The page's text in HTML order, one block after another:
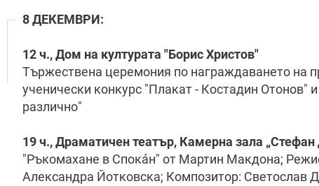
8 ДЕКЕМВРИ:
12 ч., Дом на културата "Борис Христов"
Тържествена церемония по награждаването на
ученически конкурс "Плакат - Костадин Отонов"
различно"
19 ч., Драматичен театър, Камерна зала „Стефан
"Ръкомахане в Спокáн" от Мартин Макдона;
Александра Йотковска; Композитор: Светослав